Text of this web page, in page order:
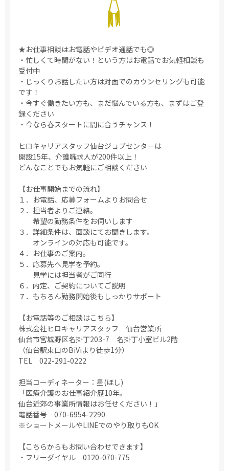
★お仕事相談はお電話やビデオ通話でも◎
・忙しくて時間がない！という方はお電話でお気軽相談も
受付中
・じっくりお話したい方は対面でのカウンセリングも可能
です！
・今すぐ働きたい方も、まだ悩んでいる方も、まずはご登
録ください
・今なら春スタートに間に合うチャンス！
ヒロキャリアスタッフ仙台ジョブセンターは
開設15年、介護職求人が200件以上！
どんなことでもお気軽にご相談ください
【お仕事開始までの流れ】
１．お電話、応募フォームよりお問合せ
２．担当者よりご連絡。
希望の勤務条件をお伺いします
３．詳細条件は、面談にてお聞きします。
オンラインの対応も可能です。
４．お仕事のご案内。
５．応募先へ見学を予約。
見学には担当者がご同行
６．内定、ご契約についてご説明
７．もちろん勤務開始後もしっかりサポート
【お電話等のご相談はこちら】
株式会社ヒロキャリアスタッフ 仙台営業所
仙台市宮城野区名掛丁203-7 名掛丁小室ビル2階
（仙台駅東口のBiViより徒歩1分）
TEL 022-291-0222
担当コーディネーター：星(ほし)
「医療介護のお仕事紹介歴10年。
仙台近郊の事業所情報はお任せください！」
電話番号 070-6954-2290
※ショートメールやLINEでのやり取りもOK
【こちらからもお問い合わせできます】
・フリーダイヤル 0120-070-775